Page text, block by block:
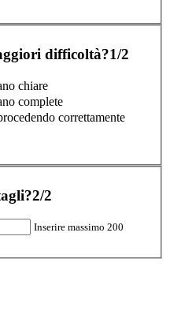
difficoltà?1/2
chiare
complete
correttamente
2/2
Inserire massimo 200